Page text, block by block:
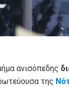
ανισόπεδης
της